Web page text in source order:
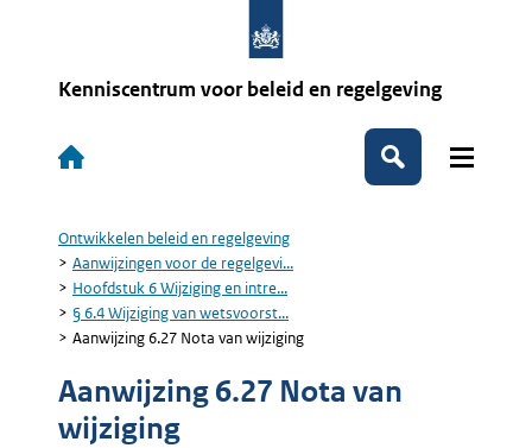
Kenniscentrum voor beleid en regelgeving
Hoofdnavigatie
Zoeken
Kruimelpad
Ontwikkelen beleid en regelgeving
Aanwijzingen voor de regelgevi...
Hoofdstuk 6 Wijziging en intre...
§ 6.4 Wijziging van wetsvoorst...
Aanwijzing 6.27 Nota van wijziging
Aanwijzing 6.27 Nota van
wijziging